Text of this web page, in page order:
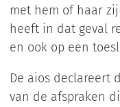
met hem of haar
heeft in dat geval
en ook op een
De aios declareert
van de afspraken